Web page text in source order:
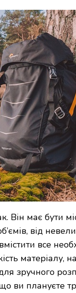
Він має бути
від
все
матеріалу,
зручного
ви плануєте